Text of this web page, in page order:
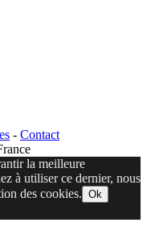
- Contact
la meilleure
à utiliser ce dernier, nous
des cookies. Ok